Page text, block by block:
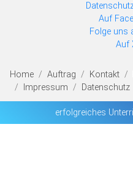
Auf
Folge uns
Auf
Home Auftrag Kontakt
Impressum
Datenschutz
erfolgreiches